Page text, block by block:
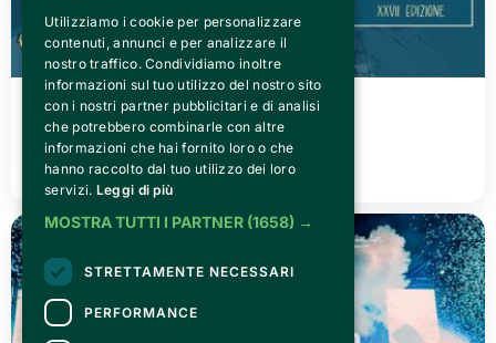
VENERDÌ 03 LUGLIO 2026
Canelli città del Vino 2026
LEGGI TUTTO
Utilizziamo i cookie per personalizzare
contenuti, annunci e per analizzare il
nostro traffico. Condividiamo inoltre
informazioni sul tuo utilizzo del nostro sito
con i nostri partner pubblicitari e di analisi
che potrebbero combinarle con altre
informazioni che hai fornito loro o che
hanno raccolto dal tuo utilizzo dei loro
servizi. Leggi di più
MOSTRA TUTTI I PARTNER (1658) →
STRETTAMENTE NECESSARI
PERFORMANCE